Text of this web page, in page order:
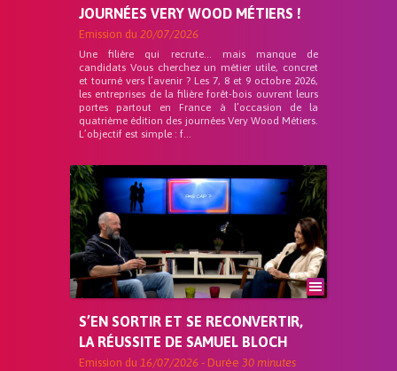
JOURNÉES VERY WOOD MÉTIERS !
Emission du 20/07/2026
Une filière qui recrute… mais manque de
candidats Vous cherchez un métier utile, concret
et tourné vers l’avenir ? Les 7, 8 et 9 octobre 2026,
les entreprises de la filière forêt-bois ouvrent leurs
portes partout en France à l’occasion de la
quatrième édition des journées Very Wood Métiers.
L’objectif est simple : f...
S’EN SORTIR ET SE RECONVERTIR,
LA RÉUSSITE DE SAMUEL BLOCH
Emission du 16/07/2026 - Durée 30 minutes